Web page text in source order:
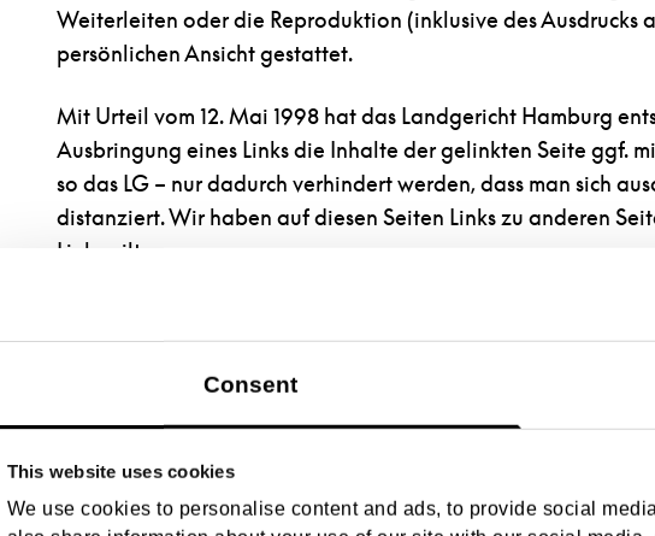
Consent
This website uses cookies
We use cookies to personalise content and ads, to provide social
Weiterleiten oder die Reproduktion (inklusive des Ausdrucks
persönlichen Ansicht gestattet.
Mit Urteil vom 12. Mai 1998 hat das Landgericht Hamburg
Ausbringung eines Links die Inhalte der gelinkten Seite ggf.
so das LG – nur dadurch verhindert werden, dass man sich
distanziert. Wir haben auf diesen Seiten Links zu anderen
Links gilt:
Wir möchten ausdrücklich betonen, dass wir keinerlei
der gelinkten Seiten habe. Deshalb distanzieren wir uns
Erklärung gilt für alle auf unserer Homepage angebrachten